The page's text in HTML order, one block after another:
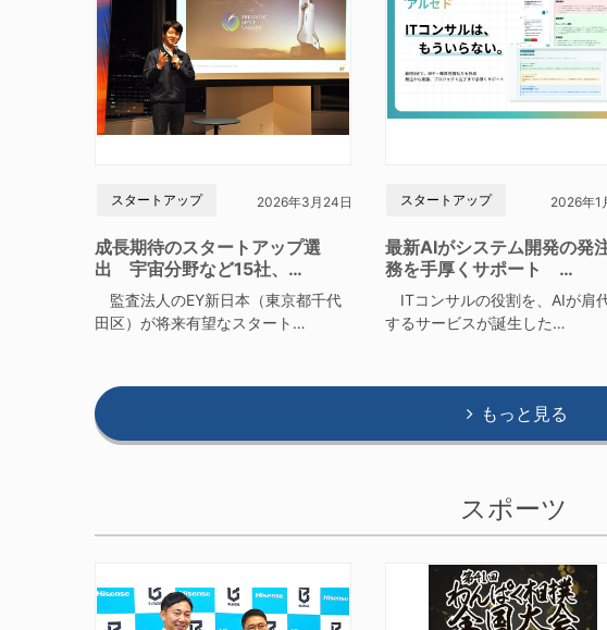
スタートアップ 2026年3月24日
成長期待のスタートアップ選
出 宇宙分野など15社、…
監査法人のEY新日本（東京都千代
田区）が将来有望なスタート…
スタートアップ 2026年1
最新AIがシステム開発の発
務を手厚くサポート …
ITコンサルの役割を、AIが肩
するサービスが誕生した…
もっと見る
スポーツ